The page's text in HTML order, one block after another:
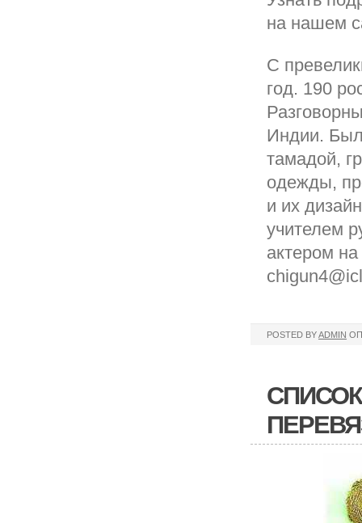
на нашем
С
год. 190
Индии.
тамадой,
одежды,
и их
учителем
актером
POSTED BYADMIN